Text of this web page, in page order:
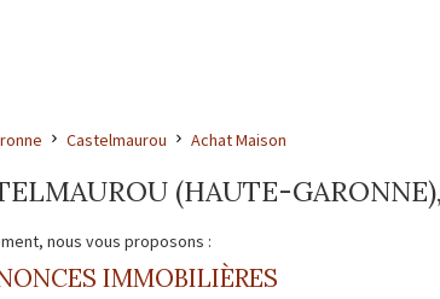
Castelmaurou Achat Maison
(HAUTE-
nous vous proposons :
IMMOBILIÈRES